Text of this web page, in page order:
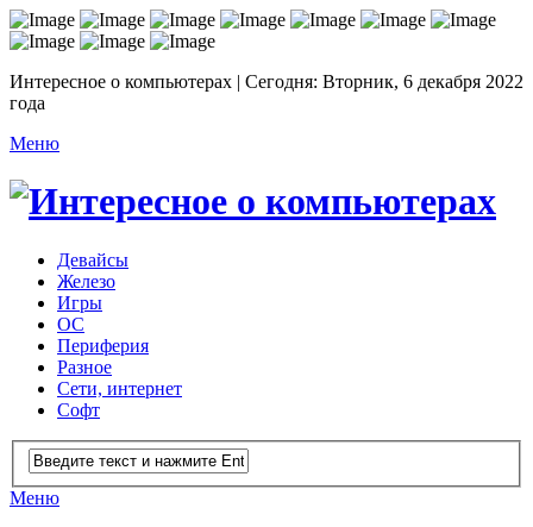
Интересное о компьютерах | Сегодня: Вторник, 6 декабря 2022
года
Меню
Девайсы
Железо
Игры
ОС
Периферия
Разное
Сети, интернет
Софт
Меню